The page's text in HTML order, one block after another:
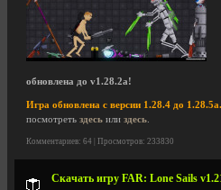
обновлена до v1.28.2a!
Игра обновлена с версии 1.28.4 до 1.28.5a.
посмотреть здесь или здесь
Комментариев: 64 | Просмотров: 233830
Скачать игру FAR: Lone Sails